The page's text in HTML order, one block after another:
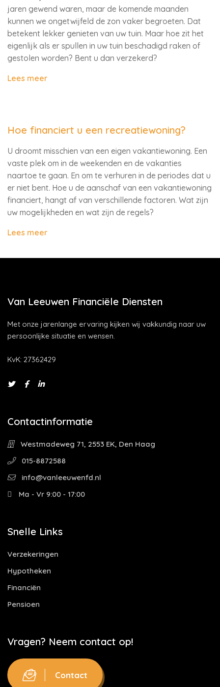
jaren gewend waren, maar de komende maanden
kunnen we ongetwijfeld de zon vaker begroeten. Dat
betekent lekker genieten van uw tuin. Maar hoe zit het
eigenlijk als er spullen in uw tuin beschadigd raken of
gestolen worden? Bent u dan verzekerd?
Lees meer
Hoe financiert u een recreatiewoning?
U droomt misschien van een eigen vakantiewoning. Een
vaste plek om in de weekenden en de vakanties
naartoe te gaan. En om te verhuren in de periodes dat u
er niet bent. Hoe u de aanschaf van een vakantiewoning
financiert, hangt af van verschillende factoren. Wat zijn
uw mogelijkheden en wat zijn de regels?
Lees meer
Van Leeuwen Financiële Diensten
Met onze jarenlange ervaring kijken wij vakkundig naar uw
persoonlijke situatie en wensen.
KvK: 27362429
Contactinformatie
Westmadeweg 71, 2553 EK, Den Haag
015-8872588
info@vanleeuwenfd.nl
Ma - Vr 9:00 - 17:00
Snelle Links
Verzekeringen
Hypotheken
Financiën
Pensioen
Vragen? Neem contact op!
Contact